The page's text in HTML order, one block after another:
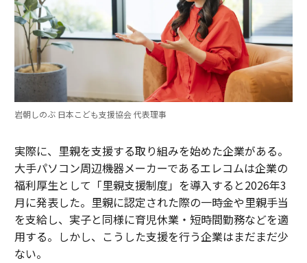
岩朝しのぶ 日本こども支援協会 代表理事
実際に、里親を支援する取り組みを始めた企業がある。
大手パソコン周辺機器メーカーであるエレコムは企業の
福利厚生として「里親支援制度」を導入すると2026年3
月に発表した。里親に認定された際の一時金や里親手当
を支給し、実子と同様に育児休業・短時間勤務などを適
用する。しかし、こうした支援を行う企業はまだまだ少
ない。